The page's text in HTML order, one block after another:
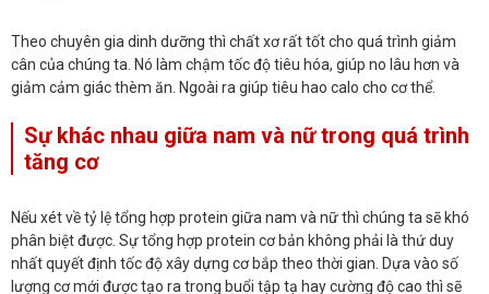
Theo chuyên gia dinh dưỡng thì chất xơ rất tốt cho quá trình giảm
cân của chúng ta. Nó làm chậm tốc độ tiêu hóa, giúp no lâu hơn và
giảm cảm giác thèm ăn. Ngoài ra giúp tiêu hao calo cho cơ thể.
Sự khác nhau giữa nam và nữ trong quá trình
tăng cơ
Nếu xét về tỷ lệ tổng hợp protein giữa nam và nữ thì chúng ta sẽ khó
phân biệt được. Sự tổng hợp protein cơ bản không phải là thứ duy
nhất quyết định tốc độ xây dựng cơ bắp theo thời gian. Dựa vào số
lượng cơ mới được tạo ra trong buổi tập tạ hay cường độ cao thì sẽ